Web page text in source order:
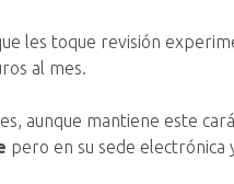
les toque revisión
al mes.
aunque mantiene este
pero en su sede